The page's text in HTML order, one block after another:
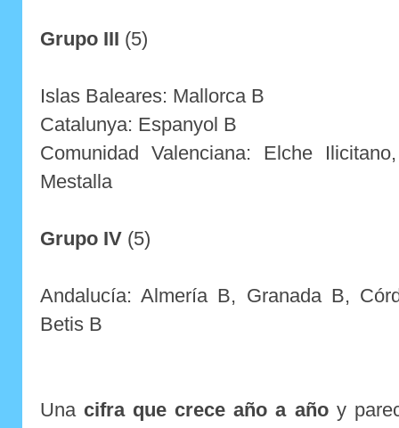
Grupo III (5)
Islas Baleares: Mallorca B
Catalunya: Espanyol B
Comunidad Valenciana: Elche
Mestalla
Grupo IV (5)
Andalucía: Almería B, Granada B,
Betis B
Una cifra que crece año a añoy